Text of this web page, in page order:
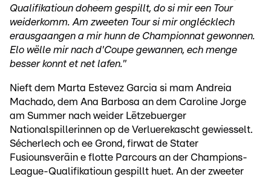
Qualifikatioun doheem gespillt, do si mir een Tour
weiderkomm. Am zweeten Tour si mir onglécklech
erausgaangen a mir hunn de Championnat gewonnen.
Elo wëlle mir nach d'Coupe gewannen, ech menge
besser konnt et net lafen."
Nieft dem Marta Estevez Garcia si mam Andreia
Machado, dem Ana Barbosa an dem Caroline Jorge
am Summer nach weider Lëtzebuerger
Nationalspillerinnen op de Verluerekascht gewiesselt.
Sécherlech och ee Grond, firwat de Stater
Fusiounsveräin e flotte Parcours an der Champions-
League-Qualifikatioun gespillt huet. An der zweeter